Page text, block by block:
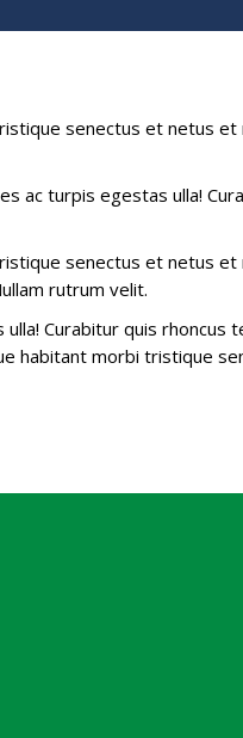
senectus et netus et
ac turpis egestas ulla!
senectus et netus et
rutrum velit.
Curabitur quis rhoncus
habitant morbi tristique